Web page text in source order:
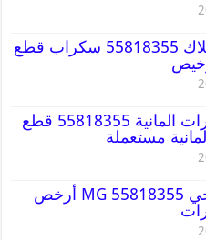
قطع غيار كاديلاك 55818355 سكراب قطع
قطع غيار سيارات المانية 55818355 قطع
مستعملة
قطع غيار أم جي MG 55818355 أرخص